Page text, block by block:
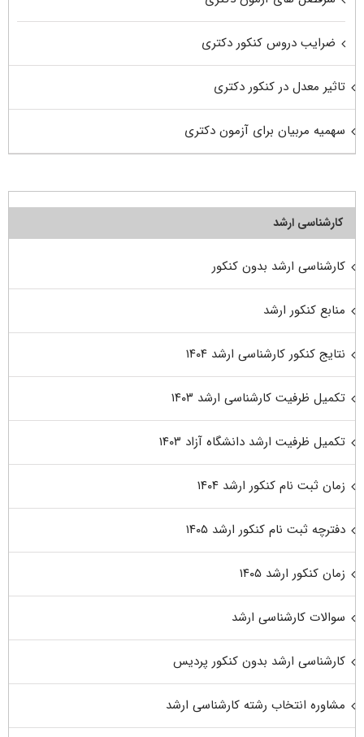
ضرایب دروس کنکور دکتری
تاثیر معدل در کنکور دکتری
سهمیه مربیان برای آزمون دکتری
کارشناسی ارشد
کارشناسی ارشد بدون کنکور
منابع کنکور ارشد
نتایج کنکور کارشناسی ارشد ۱۴۰۴
تکمیل ظرفیت کارشناسی ارشد ۱۴۰۳
تکمیل ظرفیت ارشد دانشگاه آزاد ۱۴۰۳
زمان ثبت نام کنکور ارشد ۱۴۰۴
دفترچه ثبت نام کنکور ارشد ۱۴۰۵
زمان کنکور ارشد ۱۴۰۵
سوالات کارشناسی ارشد
کارشناسی ارشد بدون کنکور پردیس
مشاوره انتخاب رشته کارشناسی ارشد